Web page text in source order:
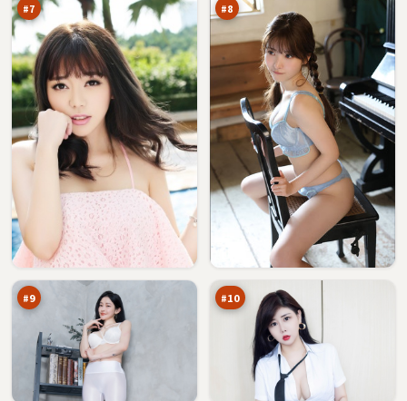
#7 #8
#9
灰
塔
追
踪
94
万
#10
迷
震万